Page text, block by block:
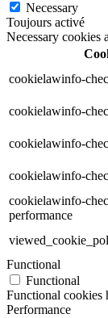
Necessary
Toujours activé
Necessary cookies
cookielawinfo-
cookielawinfo-
cookielawinfo-
cookielawinfo-
cookielawinfo-
performance
Functional
Functional
Functional cookies
Performance